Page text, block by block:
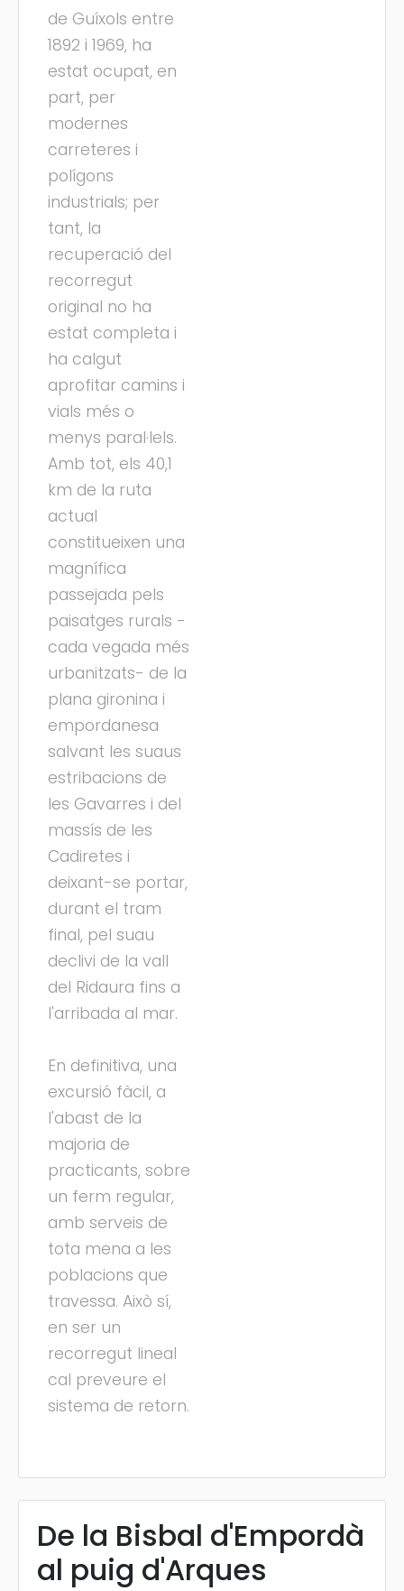
de Guíxols entre
1892 i 1969, ha
estat ocupat, en
part, per
modernes
carreteres i
polígons
industrials; per
tant, la
recuperació del
recorregut
original no ha
estat completa i
ha calgut
aprofitar camins i
vials més o
menys paral·lels.
Amb tot, els 40,1
km de la ruta
actual
constitueixen una
magnífica
passejada pels
paisatges rurals -
cada vegada més
urbanitzats- de la
plana gironina i
empordanesa
salvant les suaus
estribacions de
les Gavarres i del
massís de les
Cadiretes i
deixant-se portar,
durant el tram
final, pel suau
declivi de la vall
del Ridaura fins a
l'arribada al mar.
En definitiva, una
excursió fàcil, a
l'abast de la
majoria de
practicants, sobre
un ferm regular,
amb serveis de
tota mena a les
poblacions que
travessa. Això sí,
en ser un
recorregut lineal
cal preveure el
sistema de retorn.
De la Bisbal d'Empordà
al puig d'Arques